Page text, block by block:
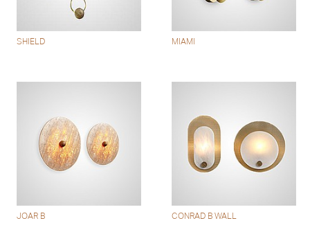
SHIELD MIAMI
JOAR B CONRAD B WALL